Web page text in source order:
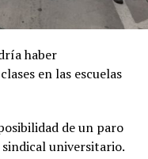
haber
en las escuelas
de un paro
universitario.